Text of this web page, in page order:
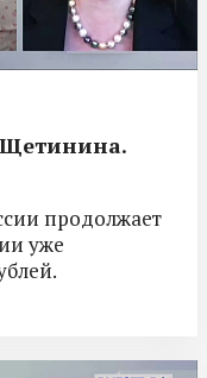
Щетинина.
продолжает
уже